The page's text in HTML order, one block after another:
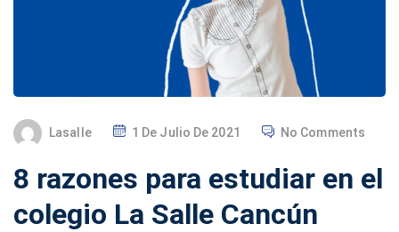
Lasalle
P
S
E
1 De Julio De 2021 No Comments
8 razones para estudiar en el
colegio La Salle Cancún